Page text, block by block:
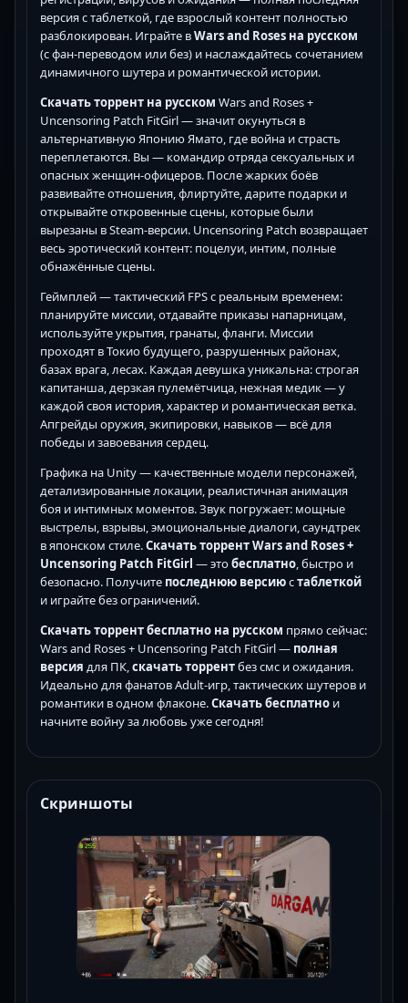
версия с таблеткой, где взрослый контент полностью
разблокирован. Играйте вWars and Roses на русском
(с фан-переводом или без) и наслаждайтесь сочетанием
динамичного шутера и романтической истории.
Скачать торрент на русском Wars and Roses +
Uncensoring Patch FitGirl — значит окунуться в
альтернативную Японию Ямато, где война и страсть
переплетаются. Вы — командир отряда сексуальных и
опасных женщин-офицеров. После жарких боёв
развивайте отношения, флиртуйте, дарите подарки и
открывайте откровенные сцены, которые были
вырезаны в Steam-версии. Uncensoring Patch возвращает
весь эротический контент: поцелуи, интим, полные
обнажённые сцены.
Геймплей — тактический FPS с реальным временем:
планируйте миссии, отдавайте приказы напарницам,
используйте укрытия, гранаты, фланги. Миссии
проходят в Токио будущего, разрушенных районах,
базах врага, лесах. Каждая девушка уникальна: строгая
капитанша, дерзкая пулемётчица, нежная медик — у
каждой своя история, характер и романтическая ветка.
Апгрейды оружия, экипировки, навыков — всё для
победы и завоевания сердец.
Графика на Unity — качественные модели персонажей,
детализированные локации, реалистичная анимация
боя и интимных моментов. Звук погружает: мощные
выстрелы, взрывы, эмоциональные диалоги, саундтрек
в японском стиле.Скачать торрент Wars and Roses +
Uncensoring Patch FitGirl — этобесплатно, быстро и
безопасно. Получите последнюю версиюстаблеткой
и играйте без ограничений.
Скачать торрент бесплатно на русском прямо сейчас:
Wars and Roses + Uncensoring Patch FitGirl — полная
версия для ПК,скачать торрентбез смс и ожидания.
Идеально для фанатов Adult-игр, тактических шутеров и
романтики в одном флаконе.Скачать бесплатно и
начните войну за любовь уже сегодня!
Скриншоты